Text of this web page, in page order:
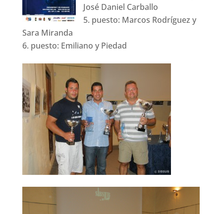
José Daniel Carballo
puesto: Marcos Rodríguez y
Sara Miranda
puesto: Emiliano y Piedad